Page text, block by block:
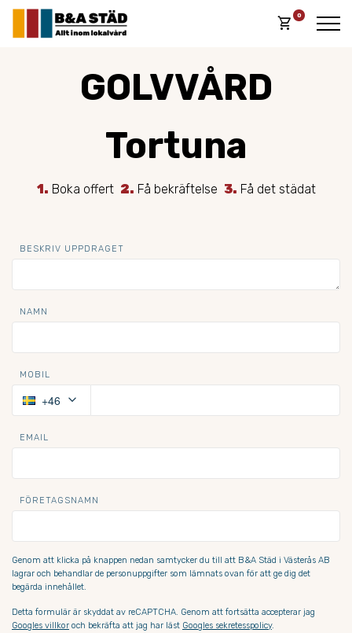
shopping_cart 0
GOLVVÅRD
Tortuna
1. Boka offert 2. Få bekräftelse 3. Få det städat
BESKRIV UPPDRAGET
NAMN
MOBIL
+46 keyboard_arrow_down
EMAIL
FÖRETAGSNAMN
Genom att klicka på knappen nedan samtycker du till att B&A Städ i Västerås AB
lagrar och behandlar de personuppgifter som lämnats ovan för att ge dig det
begärda innehållet.
Detta formulär är skyddat av reCAPTCHA. Genom att fortsätta accepterar jag
Googles villkor och bekräfta att jag har läst Googles sekretesspolicy.